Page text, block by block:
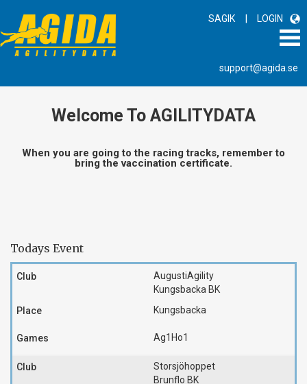
SAGIK | LOGIN
support@agida.se
Welcome To AGILITYDATA
When you are going to the racing tracks, remember to
bring the vaccination certificate.
Todays Event
AugustiAgility
Kungsbacka BK
Kungsbacka
Ag1 Ho1
Storsjöhoppet
Brunflo BK